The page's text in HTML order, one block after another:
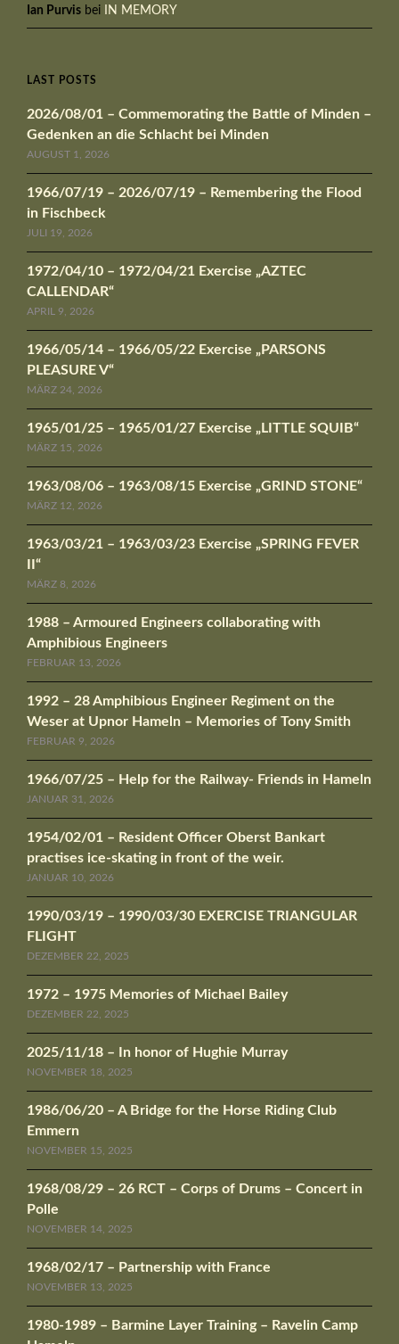
Ian Purvis bei IN MEMORY
LAST POSTS
2026/08/01 – Commemorating the Battle of Minden –
Gedenken an die Schlacht bei Minden
AUGUST 1, 2026
1966/07/19 – 2026/07/19 – Remembering the Flood
in Fischbeck
JULI 19, 2026
1972/04/10 – 1972/04/21 Exercise „AZTEC
CALLENDAR“
APRIL 9, 2026
1966/05/14 – 1966/05/22 Exercise „PARSONS
PLEASURE V“
MÄRZ 24, 2026
1965/01/25 – 1965/01/27 Exercise „LITTLE SQUIB“
MÄRZ 15, 2026
1963/08/06 – 1963/08/15 Exercise „GRIND STONE“
MÄRZ 12, 2026
1963/03/21 – 1963/03/23 Exercise „SPRING FEVER
II“
MÄRZ 8, 2026
1988 – Armoured Engineers collaborating with
Amphibious Engineers
FEBRUAR 13, 2026
1992 – 28 Amphibious Engineer Regiment on the
Weser at Upnor Hameln – Memories of Tony Smith
FEBRUAR 9, 2026
1966/07/25 – Help for the Railway- Friends in Hameln
JANUAR 31, 2026
1954/02/01 – Resident Officer Oberst Bankart
practises ice-skating in front of the weir.
JANUAR 10, 2026
1990/03/19 – 1990/03/30 EXERCISE TRIANGULAR
FLIGHT
DEZEMBER 22, 2025
1972 – 1975 Memories of Michael Bailey
DEZEMBER 22, 2025
2025/11/18 – In honor of Hughie Murray
NOVEMBER 18, 2025
1986/06/20 – A Bridge for the Horse Riding Club
Emmern
NOVEMBER 15, 2025
1968/08/29 – 26 RCT – Corps of Drums – Concert in
Polle
NOVEMBER 14, 2025
1968/02/17 – Partnership with France
NOVEMBER 13, 2025
1980-1989 – Barmine Layer Training – Ravelin Camp